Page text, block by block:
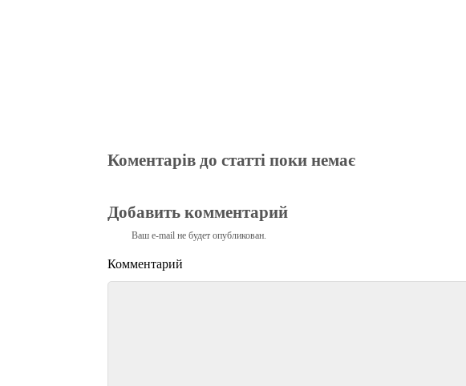
Коментарів до статті поки немає
Добавить комментарий
Ваш e-mail не будет опубликован.
Комментарий